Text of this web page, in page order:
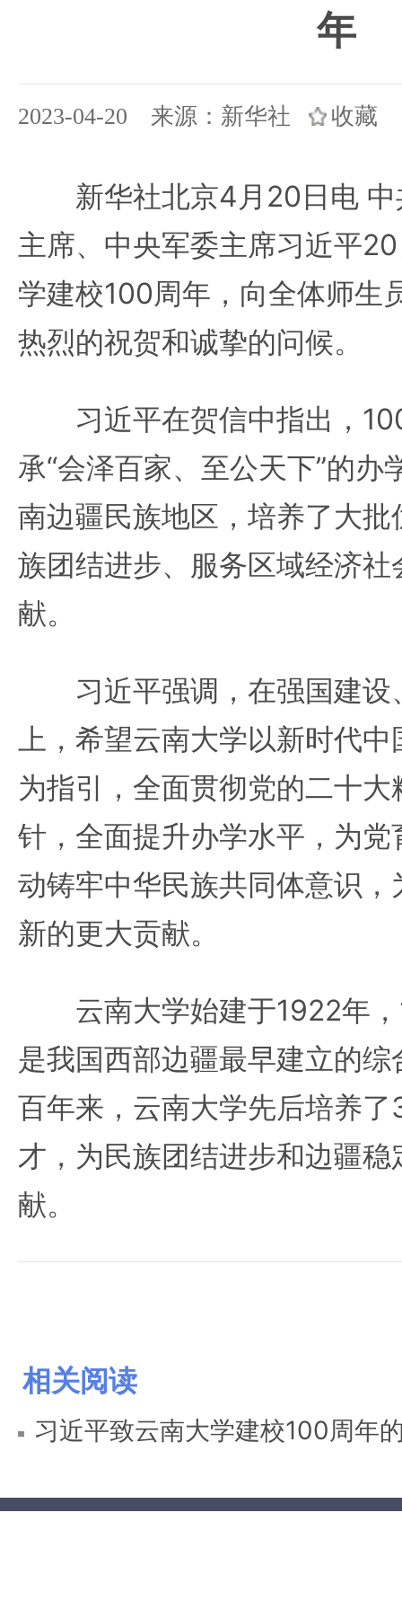
年
2023-04-20 来源：新华社 收藏
新华社北京4月20日电 中
主席、中央军委主席习近平
学建校100周年，向全体师生
热烈的祝贺和诚挚的问候。
习近平在贺信中指出，
承“会泽百家、至公天下”的办
南边疆民族地区，培养了大
族团结进步、服务区域经济
献。
习近平强调，在强国建设
上，希望云南大学以新时代
为指引，全面贯彻党的二十
针，全面提升办学水平，为
动铸牢中华民族共同体意识
新的更大贡献。
云南大学始建于1922年，
是我国西部边疆最早建立的
百年来，云南大学先后培养
才，为民族团结进步和边疆
献。
相关阅读
习近平致云南大学建校100周年